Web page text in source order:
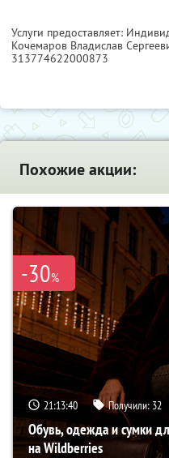
Услуги предоставляет:
Кочемаров Владислав
313774622000873
Похожие акции:
-30%
21:13:39 Получили: 32
Обувь, одежда и сумки
на Wildberries